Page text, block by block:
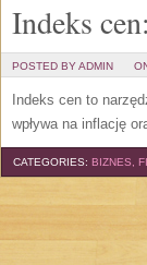
Indeks
POSTED BY ADMIN
Indeks cen to
wpływa na inflację
CATEGORIES: BIZNES,